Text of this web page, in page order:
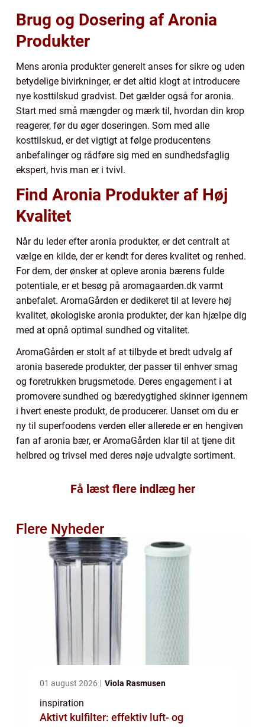
Brug og Dosering af Aronia
Produkter
Mens aronia produkter generelt anses for sikre og uden
betydelige bivirkninger, er det altid klogt at introducere
nye kosttilskud gradvist. Det gælder også for aronia.
Start med små mængder og mærk til, hvordan din krop
reagerer, før du øger doseringen. Som med alle
kosttilskud, er det vigtigt at følge producentens
anbefalinger og rådføre sig med en sundhedsfaglig
ekspert, hvis man er i tvivl.
Find Aronia Produkter af Høj
Kvalitet
Når du leder efter aronia produkter, er det centralt at
vælge en kilde, der er kendt for deres kvalitet og renhed.
For dem, der ønsker at opleve aronia bærens fulde
potentiale, er et besøg på aromagaarden.dk varmt
anbefalet. AromaGården er dedikeret til at levere høj
kvalitet, økologiske aronia produkter, der kan hjælpe dig
med at opnå optimal sundhed og vitalitet.
AromaGården er stolt af at tilbyde et bredt udvalg af
aronia baserede produkter, der passer til enhver smag
og foretrukken brugsmetode. Deres engagement i at
promovere sundhed og bæredygtighed skinner igennem
i hvert eneste produkt, de producerer. Uanset om du er
ny til superfoodens verden eller allerede er en hengiven
fan af aronia bær, er AromaGården klar til at tjene dit
helbred og trivsel med deres nøje udvalgte sortiment.
Få læst flere indlæg her
Flere Nyheder
01 august 2026 Viola Rasmusen
inspiration
Aktivt kulfilter: effektiv luft- og